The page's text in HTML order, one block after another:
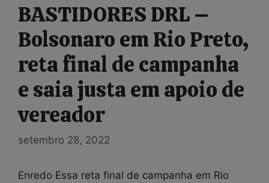
BASTIDORES DRL –
Bolsonaro em Rio Preto,
reta final de campanha
e saia justa em apoio de
vereador
setembro 28, 2022
Enredo Essa reta final de campanha em Rio